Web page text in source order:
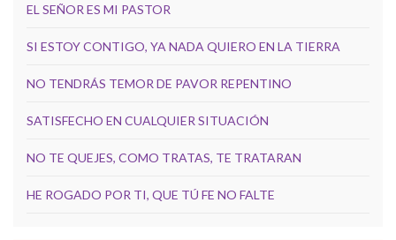
EL SEÑOR ES MI PASTOR
SI ESTOY CONTIGO, YA NADA QUIERO EN LA TIERRA
NO TENDRÁS TEMOR DE PAVOR REPENTINO
SATISFECHO EN CUALQUIER SITUACIÓN
NO TE QUEJES, COMO TRATAS, TE TRATARAN
HE ROGADO POR TI, QUE TÚ FE NO FALTE